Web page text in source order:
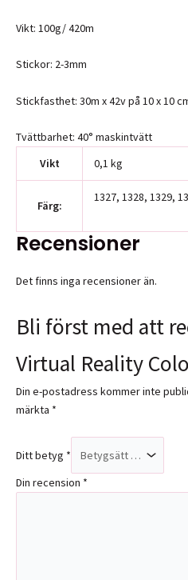
Vikt: 100g/ 420m
Stickor: 2-3mm
Stickfasthet: 30m x 42v på 10 x 10
Tvättbarhet: 40° maskintvätt
Vikt
0,1 kg
Färg:
1327, 1328, 1329,
Recensioner
Det finns inga recensioner än.
Bli först med att
Virtual Reality
Din e-postadress kommer inte
märkta *
Ditt betyg *
Din recension *